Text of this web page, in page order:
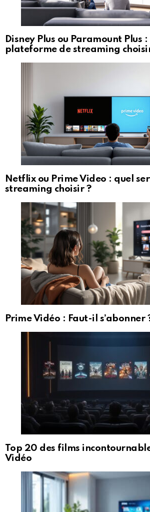
Disney Plus ou Paramount Plus
plateforme de streaming
Netflix ou Prime Video : quel
streaming choisir ?
Prime Vidéo : Faut-il s’abonner
Top 20 des films
Vidéo